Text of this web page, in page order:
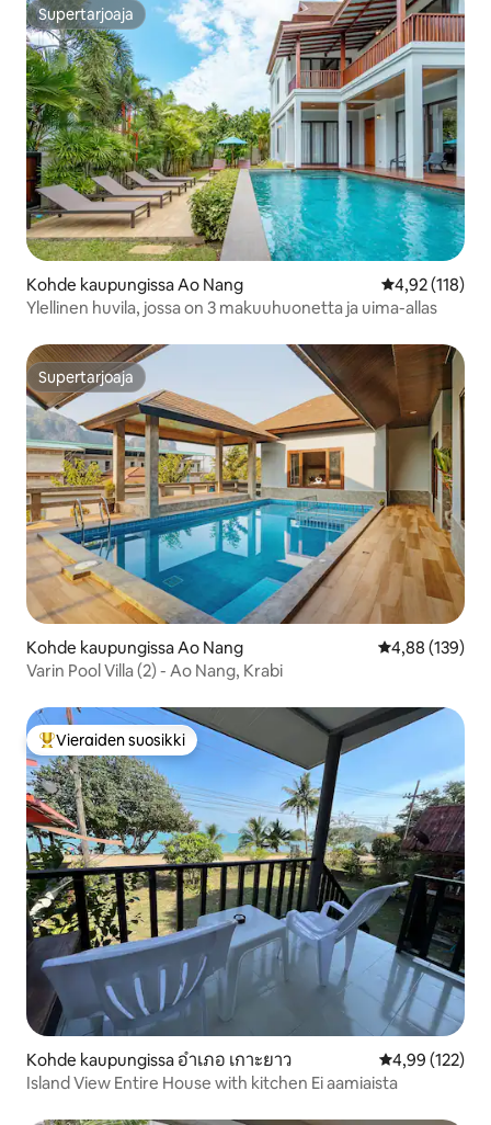
Supertarjoaja
Supertarjoaja
Kohde kaupungissa Ao Nang
4,92 (118)
Ylellinen huvila, jossa on 3 makuuhuonetta ja uima-allas
Supertarjoaja
Supertarjoaja
Kohde kaupungissa Ao Nang
4,88 (139)
Varin Pool Villa (2) - Ao Nang, Krabi
Vieraiden suosikkien parhaimmistoa
Vieraiden suosikki
Kohde kaupungissa อำเภอ เกาะยาว
4,99 (122)
Island View Entire House with kitchen Ei aamiaista